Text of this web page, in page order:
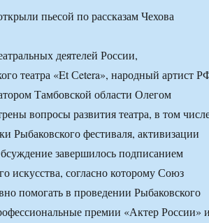
деятелей России,
театра «Et Сetera», народный артист
Тамбовской области Олегом
вопросы развития театра, в том
Рыбаковского фестиваля, активизации
завершилось подписанием
искусства, согласно которому Союз
помогать в проведении Рыбаковского
премии «Актер России» и